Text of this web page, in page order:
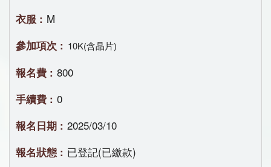
M
10K(含晶片)
800
0
2025/03/10
已登記(已繳款)